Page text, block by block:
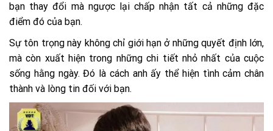
bạn thay đổi mà ngược lại chấp nhận tất cả những đặc
điểm đó của bạn.
Sự tôn trọng này không chỉ giới hạn ở những quyết định lớn,
mà còn xuất hiện trong những chi tiết nhỏ nhất của cuộc
sống hằng ngày. Đó là cách anh ấy thể hiện tình cảm chân
thành và lòng tin đối với bạn.